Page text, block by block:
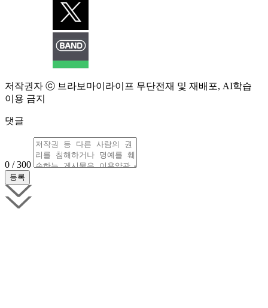
저작권자 ⓒ 브라보마이라이프 무단전재 및 재배포, AI학습
이용 금지
댓글
0 / 300